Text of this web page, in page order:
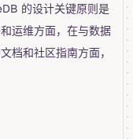
的设计关键原则是
运维方面，在与数据
档和社区指南方面，